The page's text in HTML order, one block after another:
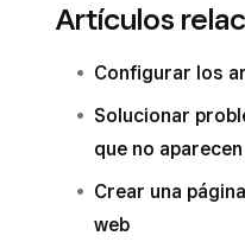
Artículos
Configurar los
Solucionar
que no
Crear una
web